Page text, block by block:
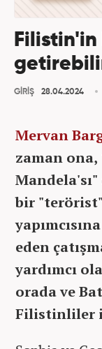
Filistin'in
GİRİŞ 28.04.2024
Mervan
zaman ona,
bir
eden
yardımcı
orada ve
Filistinliler